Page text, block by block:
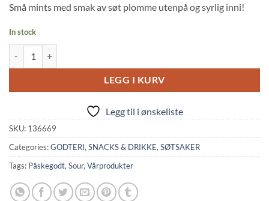
customer
Små mints med smak av søt plomme utenpå og syrlig inni!
In stock
LEGG I KURV
Legg til i ønskeliste
SKU: 136669
Categories:GODTERI, SNACKS & DRIKKE,SØTSAKER
Tags: Påskegodt,Sour,Vårprodukter